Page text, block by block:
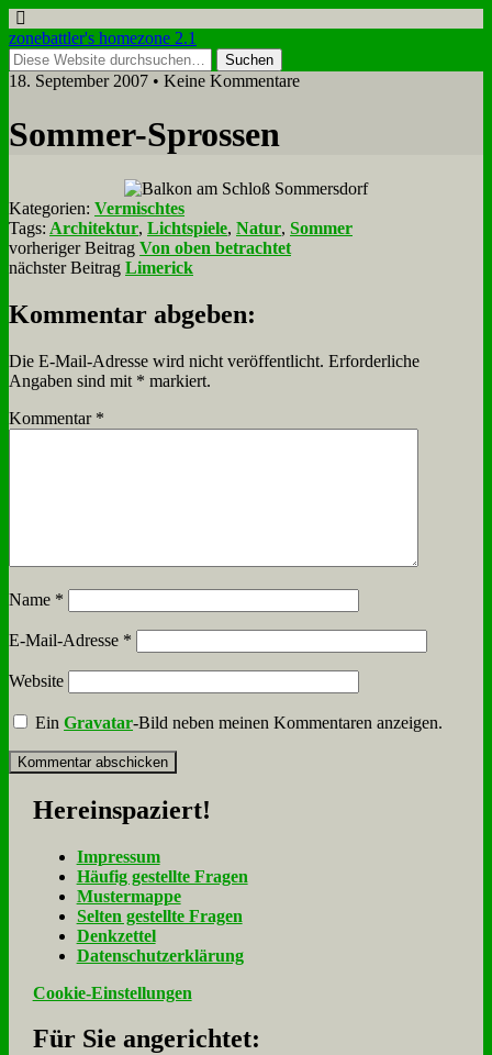
zonebattler's homezone 2.1
18. September 2007 • Keine Kommentare
Som­mer-Spros­sen
Kategorien: Vermischtes
Tags: Architektur, Lichtspiele, Natur, Sommer
vorheriger Beitrag Von oben betrachtet
nächster Beitrag Limerick
Kommentar abgeben:
Die E-Mail-Adresse wird nicht veröffentlicht. Erforderliche
Angaben sind mit * markiert.
Kommentar *
Name *
E-Mail-Adresse *
Website
EinGravatar-Bild neben meinen Kommentaren anzeigen.
Her­ein­spa­ziert!
Im­pres­sum
Häu­fig ge­stell­te Fra­gen
Mu­ster­map­pe
Sel­ten ge­stell­te Fra­gen
Denk­zet­tel
Da­ten­schutz­er­klä­rung
Cookie-Einstellungen
Für Sie an­ge­rich­tet: